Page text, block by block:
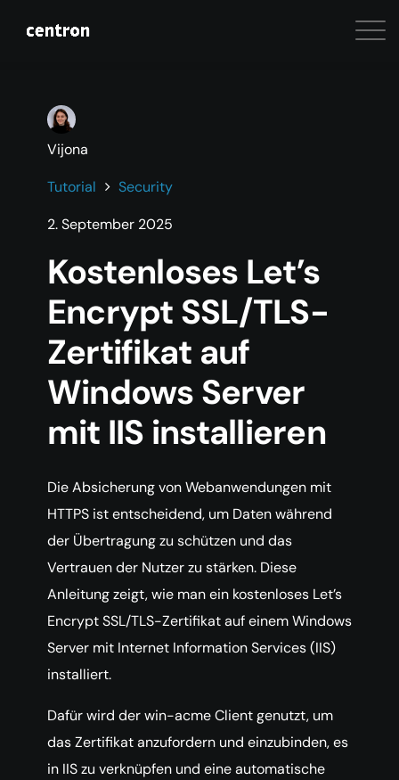
Vijona
Tutorial
Security
2. September 2025
Kostenloses Let’s
Encrypt SSL/TLS-
Zertifikat auf
Windows Server
mit IIS installieren
Die Absicherung von Webanwendungen mit
HTTPS ist entscheidend, um Daten während
der Übertragung zu schützen und das
Vertrauen der Nutzer zu stärken. Diese
Anleitung zeigt, wie man ein kostenloses Let’s
Encrypt SSL/TLS-Zertifikat auf einem Windows
Server mit Internet Information Services (IIS)
installiert.
Dafür wird der win-acme Client genutzt, um
das Zertifikat anzufordern und einzubinden, es
in IIS zu verknüpfen und eine automatische